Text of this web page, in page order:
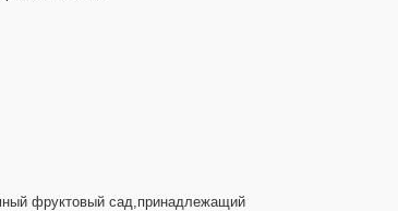
фруктовый сад,принадлежащий